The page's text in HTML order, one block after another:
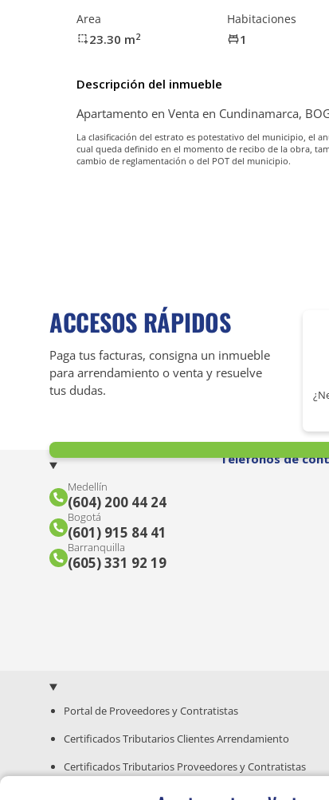
Area
23.30 m2
Habitaciones
1
Descripción del inmueble
Apartamento en Venta en Cundinamarca,
La clasificación del estrato es potestativo del municipio, el
cual queda definido en el momento de recibo de la obra,
cambio de reglamentación o del POT del municipio.
ACCESOS RÁPIDOS
Paga tus facturas, consigna un inmueble
para arrendamiento o venta y resuelve
tus dudas.
Teléfonos de
Medellín
(604) 200 44 24
Bogotá
(601) 915 84 41
Barranquilla
(605) 331 92 19
Portal de Proveedores y Contratistas
Certificados Tributarios Clientes Arrendamiento
Certificados Tributarios Proveedores y Contratistas
Guía para Compra de Inmuebles Nuevos